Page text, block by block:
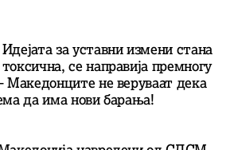
за уставни измени стана
се направија премногу
Македонците не веруваат дека
да има нови барања!